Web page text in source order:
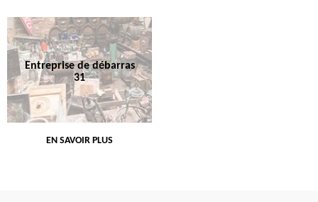
Entreprise de débarras
31
EN SAVOIR PLUS